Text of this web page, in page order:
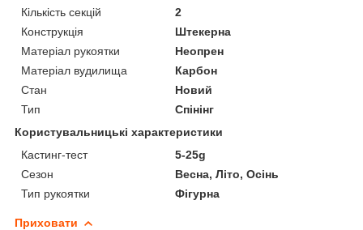
Кількість секцій
2
Конструкція
Штекерна
Матеріал рукоятки
Неопрен
Матеріал вудилища
Карбон
Стан
Новий
Тип
Спінінг
Користувальницькі характеристики
Кастинг-тест
5-25g
Сезон
Весна, Літо, Осінь
Тип рукоятки
Фігурна
Приховати